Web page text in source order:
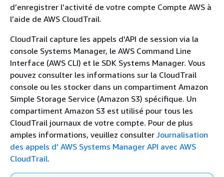
d’enregistrer l’activité de votre compte Compte AWS à
l’aide de AWS CloudTrail.
CloudTrail capture les appels d'API de session via la
console Systems Manager, le AWS Command Line
Interface (AWS CLI) et le SDK Systems Manager. Vous
pouvez consulter les informations sur la CloudTrail
console ou les stocker dans un compartiment Amazon
Simple Storage Service (Amazon S3) spécifique. Un
compartiment Amazon S3 est utilisé pour tous les
CloudTrail journaux de votre compte. Pour de plus
amples informations, veuillez consulter Journalisation
des appels d' AWS Systems Manager API avec AWS
CloudTrail.